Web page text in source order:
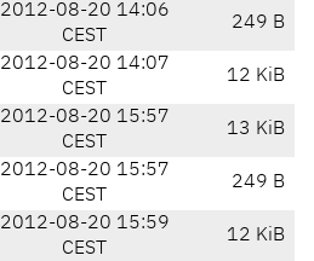
2012-08-20 14:06
CEST
249 B
2012-08-20 14:07
CEST
12 KiB
2012-08-20 15:57
CEST
13 KiB
2012-08-20 15:57
CEST
249 B
2012-08-20 15:59
CEST
12 KiB